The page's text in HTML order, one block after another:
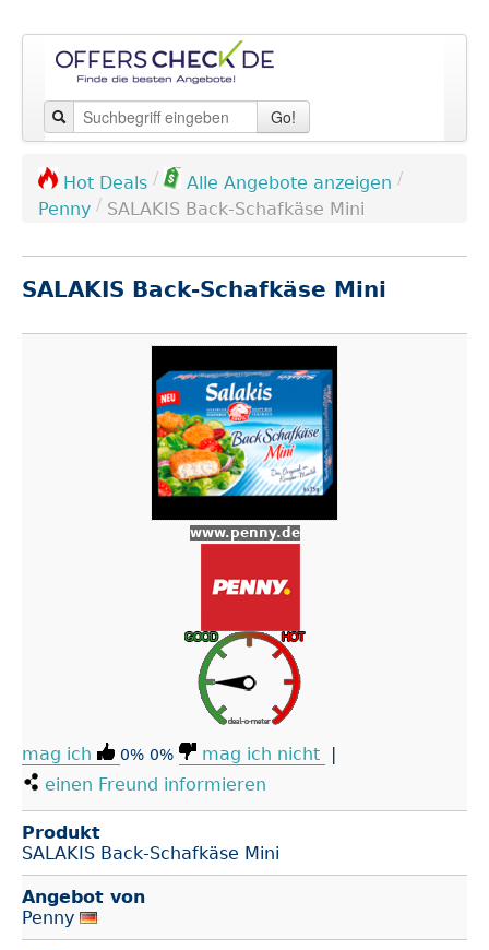
Go!
Hot Deals / Alle Angebote anzeigen /
Penny / SALAKIS Back-Schafkäse Mini
SALAKIS Back-Schafkäse Mini
www.penny.de
mag ich 0% 0% mag ich nicht
einen Freund informieren
Produkt
SALAKIS Back-Schafkäse Mini
Angebot von
Penny